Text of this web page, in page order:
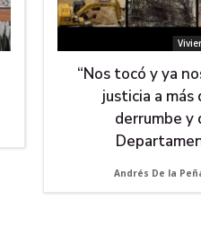
“Nos tocó y ya
justicia a más
derrumbe y
Andrés De la